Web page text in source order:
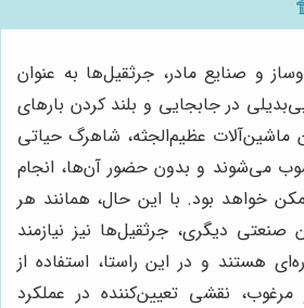
و صنایع مادر، جرثقیل‌ها به عنوان
در جابجایی و بلند کردن بارهای
ماشین‌آلات عظیم‌الجثه، شاهرگ حیاتی
می‌شوند و بدون حضور آن‌ها، انجام
خواهد بود. با این حال، همانند هر
صنعتی دیگری، جرثقیل‌ها نیز نیازمند
هستند و در این راستا، استفاده از
مرغوب، نقشی تعیین‌کننده در عملکرد